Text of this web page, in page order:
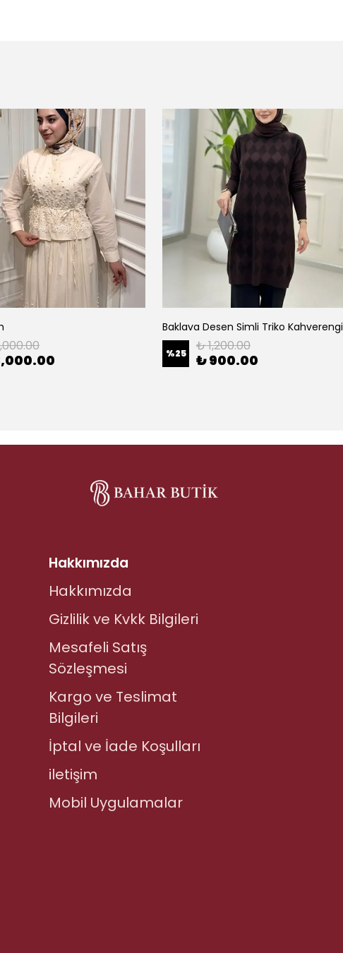
Baklava Desen Simli Triko Kahverengi
%25 ₺ 1,200.00
₺ 900.00
Hakkımızda
Hakkımızda
Gizlilik ve Kvkk Bilgileri
Mesafeli Satış
Sözleşmesi
Kargo ve Teslimat
Bilgileri
İptal ve İade Koşulları
iletişim
Mobil Uygulamalar